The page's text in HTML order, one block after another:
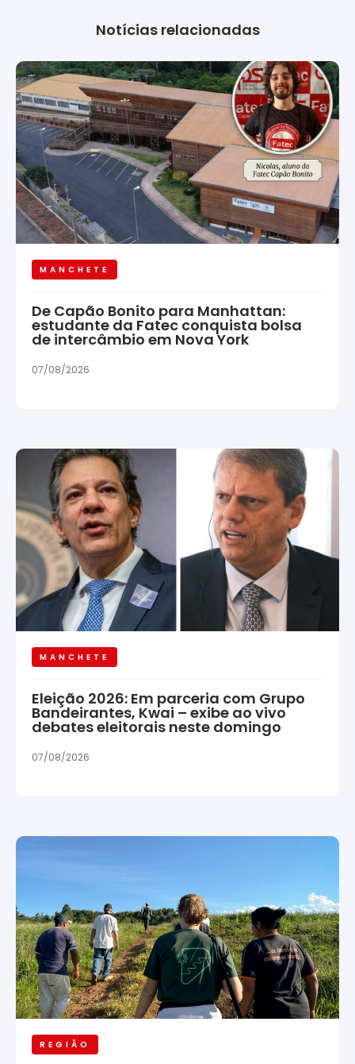
Notícias relacionadas
MANCHETE
De Capão Bonito para Manhattan:
estudante da Fatec conquista bolsa
de intercâmbio em Nova York
07/08/2026
MANCHETE
Eleição 2026: Em parceria com Grupo
Bandeirantes, Kwai – exibe ao vivo
debates eleitorais neste domingo
07/08/2026
REGIÃO